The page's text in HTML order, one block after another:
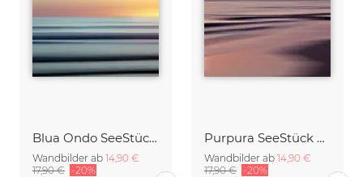
Blua Ondo SeeStück No.14
Wandbilder ab 14,90 €
17,90 € -20%
Purpura SeeStück No.18
Wandbilder ab 14,90 €
17,90 € -20%